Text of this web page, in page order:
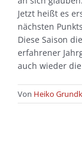
Jetzt heißt es
nächsten
Diese Saison
erfahrener
auch wieder
Von Heiko